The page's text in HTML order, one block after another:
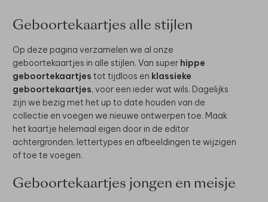
Geboortekaartjes alle stijlen
Op deze pagina verzamelen we al onze
geboortekaartjes in alle stijlen. Van super hippe
geboortekaartjes tot tijdloos en klassieke
geboortekaartjes, voor een ieder wat wils. Dagelijks
zijn we bezig met het up to date houden van de
collectie en voegen we nieuwe ontwerpen toe. Maak
het kaartje helemaal eigen door in de editor
achtergronden, lettertypes en afbeeldingen te wijzigen
of toe te voegen.
Geboortekaartjes jongen en meisje